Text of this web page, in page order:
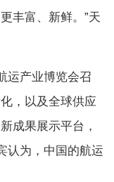
丰富、新鲜。”天
产业博览会召
，以及全球供应
成果展示平台，
认为，中国的航运